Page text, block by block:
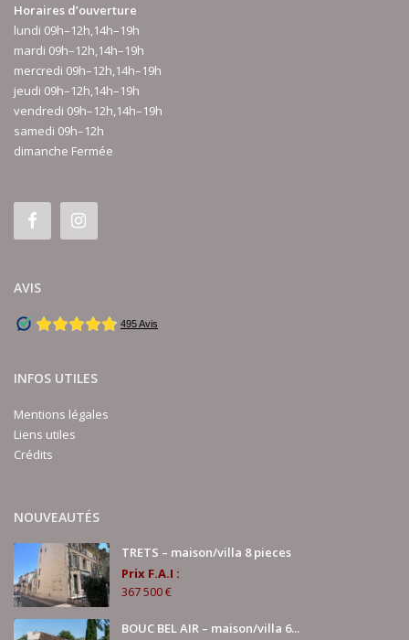
Horaires d’ouverture
lundi 09h–12h,14h–19h
mardi 09h–12h,14h–19h
mercredi 09h–12h,14h–19h
jeudi 09h–12h,14h–19h
vendredi 09h–12h,14h–19h
samedi 09h–12h
dimanche Fermée
AVIS
INFOS UTILES
Mentions légales
Liens utiles
Crédits
NOUVEAUTÉS
TRETS – maison/villa 8 pieces
Prix F.A.I :
367 500 €
BOUC BEL AIR – maison/villa 6...